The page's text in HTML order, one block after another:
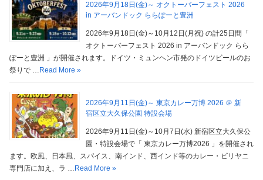
2026年9月18日(金)～ オクトーバーフェスト 2026
in アーバンドック ららぽーと豊洲
2026年9月18日(金)～10月12日(月祝) の計25日間「
オクトーバーフェスト 2026 in アーバンドック らら
ぽーと豊洲 」が開催されます。ドイツ・ミュンヘン市発のドイツビールのお
祭りで … Read More »
2026年9月11日(金)～ 東京カレー万博 2026 ＠ 新
宿区立大久保公園 特設会場
2026年9月11日(金)～10月7日(水) 新宿区立大久保公
園・特設会場で「 東京カレー万博2026 」を開催され
ます。欧風、日本風、スパイス、南インド、西インド等のカレー・ビリヤニ
専門店に加え、ラ … Read More »